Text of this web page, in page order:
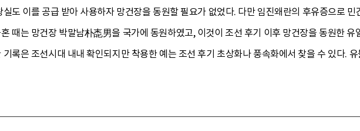
실도 이를 공급 받아 사용하자 망건장을 동원할 필요가 없었다. 다만 임진왜란의 후유증으로
때는 망건장 박말남朴唜男을 국가에 동원하였고, 이것이 조선 후기 이후 망건장을 동원한 유
기록은 조선시대 내내 확인되지만 착용한 예는 조선 후기 초상화나 풍속화에서 찾을 수 있다.